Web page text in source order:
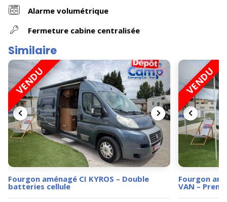
Alarme volumétrique
Fermeture cabine centralisée
Similaire
VENDU
Fourgon aménagé CI KYROS – Double
batteries cellule
VENDU
Fourgon
VAN –